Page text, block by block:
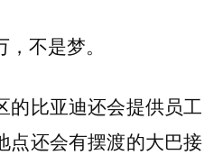
不是梦。
的比亚迪还会提供员工
点还会有摆渡的大巴接